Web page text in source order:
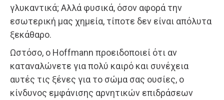
γλυκαντικά; Αλλά φυσικά, όσον αφορά την
εσωτερική μας χημεία, τίποτε δεν είναι απόλυτα
ξεκάθαρο.
Ωστόσο, ο Hoffmann προειδοποιεί ότι αν
καταναλώνετε για πολύ καιρό και συνέχεια
αυτές τις ξένες για το σώμα σας ουσίες, ο
κίνδυνος εμφάνισης αρνητικών επιδράσεων